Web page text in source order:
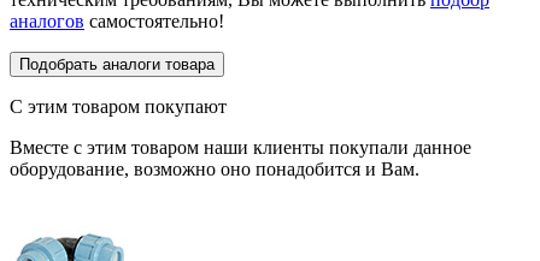
аналогов самостоятельно!
Подобрать аналоги товара
С этим товаром покупают
Вместе с этим товаром наши клиенты покупали данное
оборудование, возможно оно понадобится и Вам.